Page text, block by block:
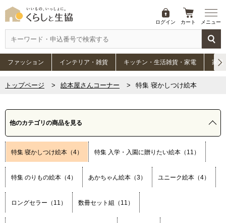
ログイン カート メニュー
ファッション インテリア・雑貨 キッチン・生活雑貨・家電 家具
トップページ 絵本屋さんコーナー 特集 寝かしつけ絵本
他のカテゴリの商品を見る
特集 寝かしつけ絵本（4） 特集 入学・入園に贈りたい絵本（11）
特集 のりもの絵本（4） あかちゃん絵本（3） ユニーク絵本（4）
ロングセラー（11） 数冊セット組（11）